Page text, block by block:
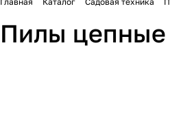
Пилы цепные